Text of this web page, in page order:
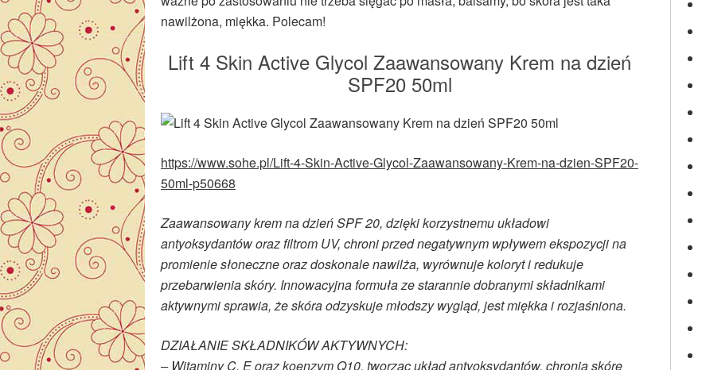
nawilżona, miękka. Polecam!
Lift 4 Skin Active Glycol Zaawansowany Krem na dzień
SPF20 50ml
https://www.sohe.pl/Lift-4-Skin-Active-Glycol-Zaawansowany-Krem-na-dzien-SPF20-
50ml-p50668
Zaawansowany krem na dzień SPF 20, dzięki korzystnemu układowi
antyoksydantów oraz filtrom UV, chroni przed negatywnym wpływem ekspozycji na
promienie słoneczne oraz doskonale nawilża, wyrównuje koloryt i redukuje
przebarwienia skóry. Innowacyjna formuła ze starannie dobranymi składnikami
aktywnymi sprawia, że skóra odzyskuje młodszy wygląd, jest miękka i rozjaśniona.
DZIAŁANIE SKŁADNIKÓW AKTYWNYCH:
– Witaminy C, E oraz koenzym Q10, tworząc układ antyoksydantów, chronią skórę